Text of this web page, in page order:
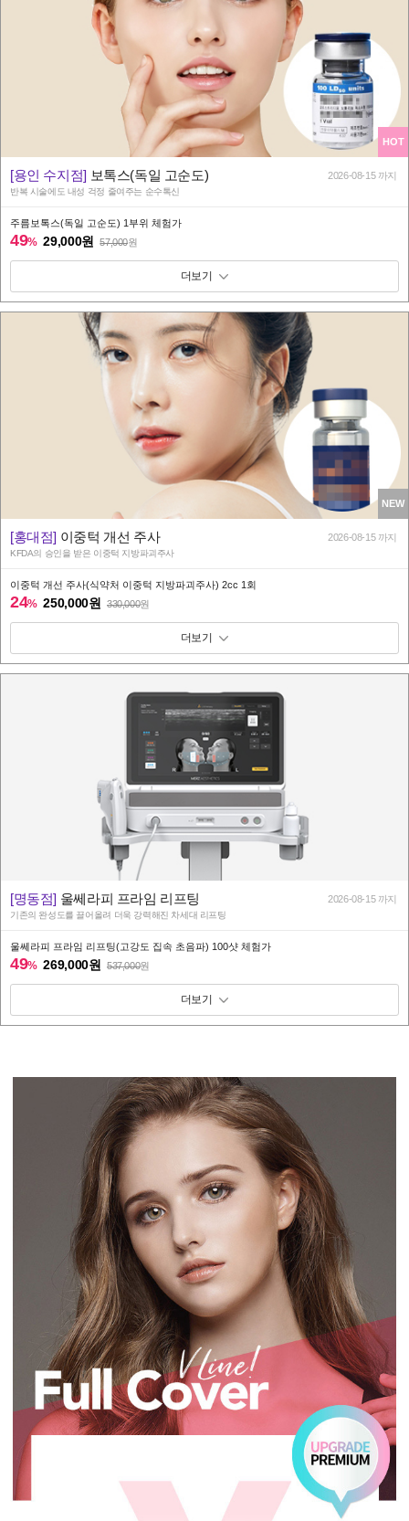
HOT
[용인 수지점] 보톡스(독일 고순도) 2026-08-15 까지
반복 시술에도 내성 걱정 줄여주는 순수톡신
주름보톡스(독일 고순도) 1부위 체험가
49% 29,000원 57,000원
패키지 보기 토글
NEW
[홍대점] 이중턱 개선 주사 2026-08-15 까지
KFDA의 승인을 받은 이중턱 지방파괴주사
이중턱 개선 주사(식약처 이중턱 지방파괴주사) 2cc 1회
24% 250,000원 330,000원
패키지 보기 토글
[명동점] 울쎄라피 프라임 리프팅 2026-08-15 까지
기존의 완성도를 끌어올려 더욱 강력해진 차세대 리프팅
울쎄라피 프라임 리프팅(고강도 집속 초음파) 100샷 체험가
49% 269,000원 537,000원
패키지 보기 토글